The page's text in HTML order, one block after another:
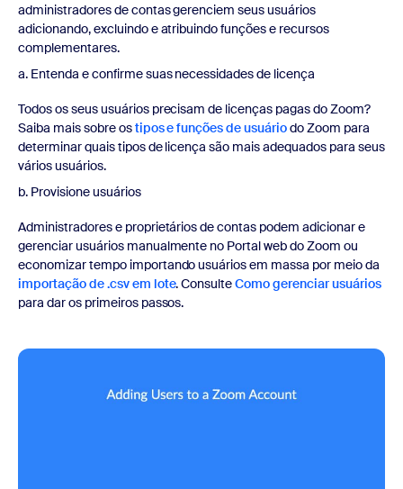
administradores de contas gerenciem seus usuários
adicionando, excluindo e atribuindo funções e recursos
complementares.
a. Entenda e confirme suas necessidades de licença
Todos os seus usuários precisam de licenças pagas do Zoom?
Saiba mais sobre ostipos e funções de usuáriodo Zoom para
determinar quais tipos de licença são mais adequados para seus
vários usuários.
b. Provisione usuários
Administradores e proprietários de contas podem adicionar e
gerenciar usuários manualmente no Portal web do Zoom ou
economizar tempo importando usuários em massa por meio da
importação de .csv em lote. ConsulteComo gerenciar usuários
para dar os primeiros passos.